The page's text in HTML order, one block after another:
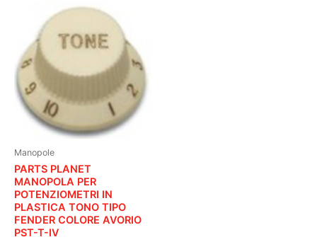
Manopole
PARTS PLANET
MANOPOLA PER
POTENZIOMETRI IN
PLASTICA TONO TIPO
FENDER COLORE AVORIO
PST-T-IV